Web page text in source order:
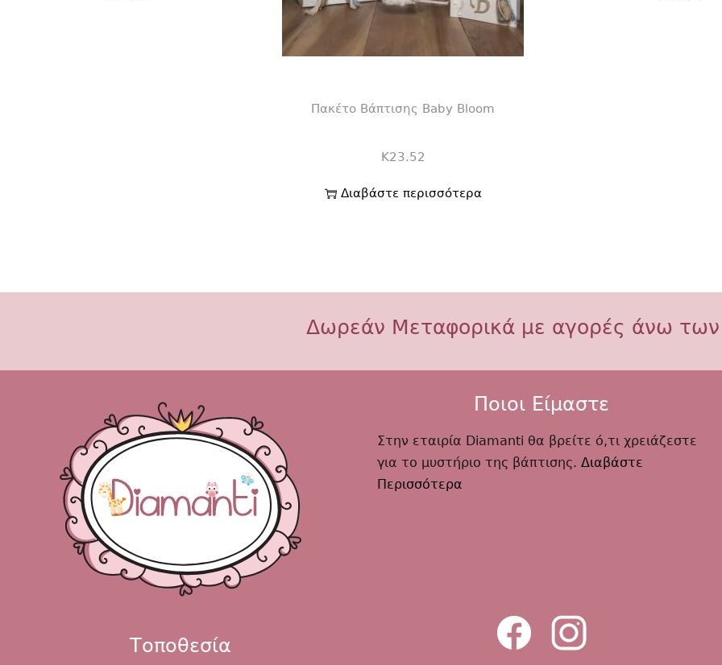
Πακέτο Βάπτισης Baby Bloom
K23.52
Διαβάστε περισσότερα
Δωρεάν Μεταφορικά με αγορές άνω
Τοποθεσία
Ποιοι Είμαστε
Στην εταιρία Diamanti θα βρείτε ό,τι χρειάζεστε
για το μυστήριο της βάπτισης. Διαβάστε
Περισσότερα